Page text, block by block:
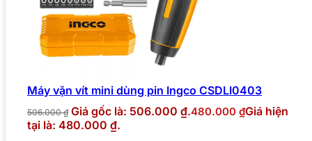
Máy vặn vít mini dùng pin Ingco CSDLI0403
506.000₫ Giá gốc là: 506.000 ₫.480.000 ₫Giá hiện
tại là: 480.000 ₫.